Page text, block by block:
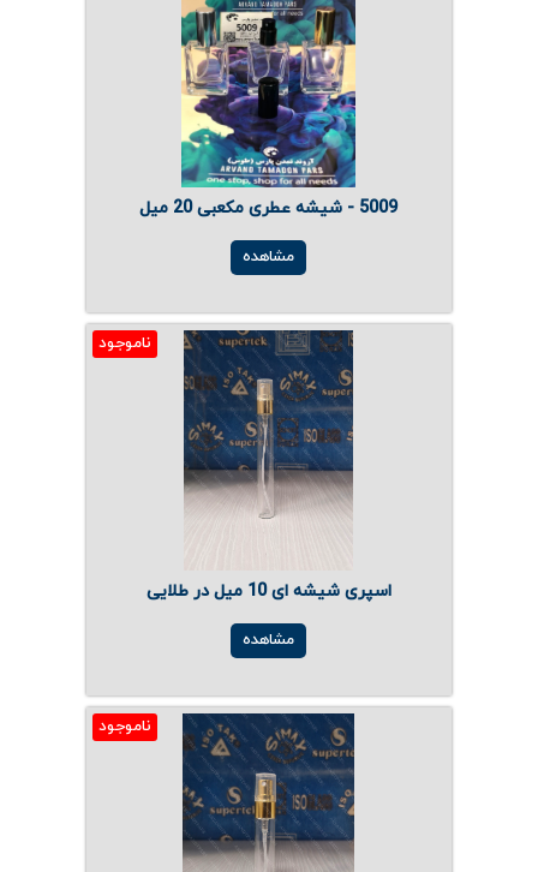
5009 - شیشه عطری مکعبی 20 میل
مشاهده
ناموجود
اسپری شیشه ای 10 میل در طلایی
مشاهده
ناموجود